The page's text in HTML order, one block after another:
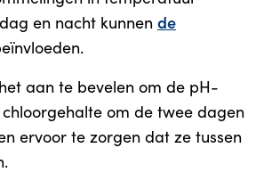
en nacht kunnen de
aan te bevelen om de pH-
om de twee dagen
ervoor te zorgen dat ze tussen